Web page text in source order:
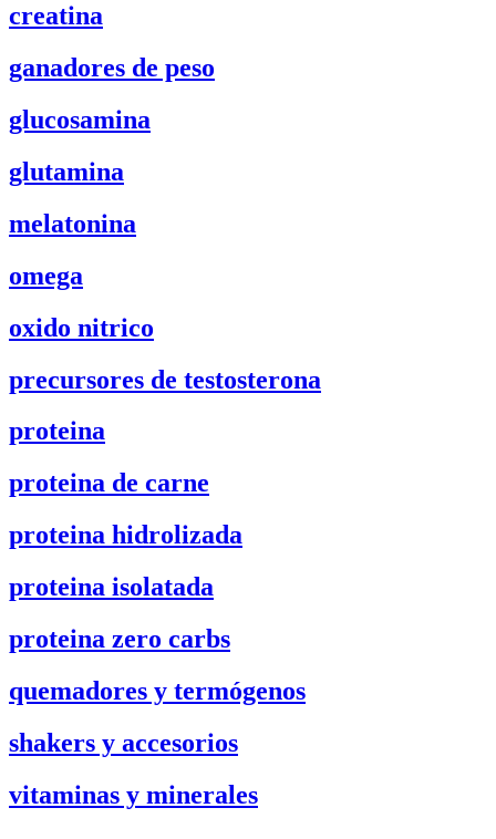
creatina
ganadores de peso
glucosamina
glutamina
melatonina
omega
oxido nitrico
precursores de testosterona
proteina
proteina de carne
proteina hidrolizada
proteina isolatada
proteina zero carbs
quemadores y termógenos
shakers y accesorios
vitaminas y minerales